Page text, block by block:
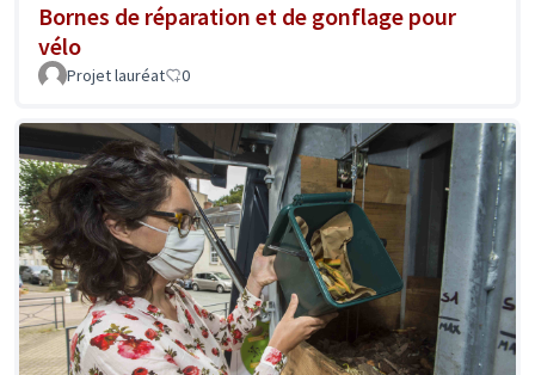
Bornes de réparation et de gonflage pour
vélo
Projet lauréat 0